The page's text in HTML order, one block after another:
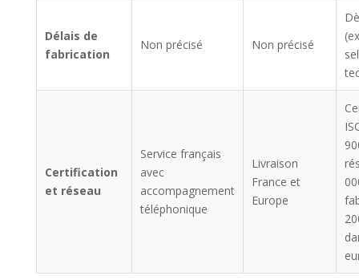
Délais de
fabrication
Non précisé Non précisé
Certification
et réseau
Service français
avec
accompagnement
téléphonique
Livraison
France et
Europe